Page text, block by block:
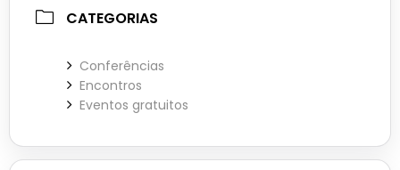
CATEGORIAS
Conferências
Encontros
Eventos gratuitos